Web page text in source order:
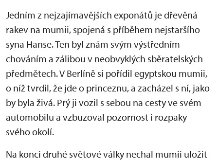
Jedním z nejzajímavějších exponátů je dřevěná
rakev na mumii, spojená s příběhem nejstaršího
syna Hanse. Ten byl znám svým výstředním
chováním a zálibou v neobvyklých sběratelských
předmětech. V Berlíně si pořídil egyptskou mumii,
o níž tvrdil, že jde o princeznu, a zacházel s ní, jako
by byla živá. Prý ji vozil s sebou na cesty ve svém
automobilu a vzbuzoval pozornost i rozpaky
svého okolí.
Na konci druhé světové války nechal mumii uložit